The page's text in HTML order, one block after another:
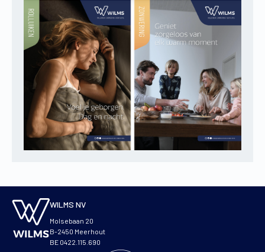
WILMS NV
Molsebaan 20
B-2450 Meerhout
BE 0422.115.690